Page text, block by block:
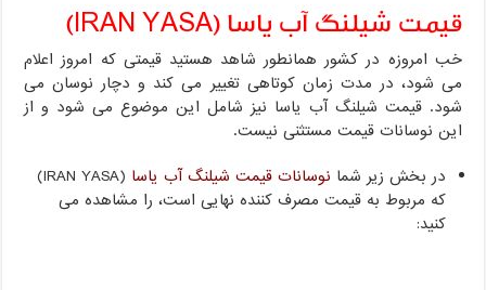
قیمت شیلنگ آب یاسا (IRAN YASA)
خب امروزه در کشور همانطور شاهد هستید قیمتی که امروز اعلام
می شود، در مدت زمان کوتاهی تغییر می کند و دچار نوسان می
شود. قیمت شیلنگ آب یاسا نیز شامل این موضوع می شود و از
این نوسانات قیمت مستثنی نیست.
در بخش زیر شما نوسانات قیمت شیلنگ آب یاسا
(IRAN YASA)
که مربوط به قیمت مصرف کننده نهایی است، را مشاهده می
کنید: